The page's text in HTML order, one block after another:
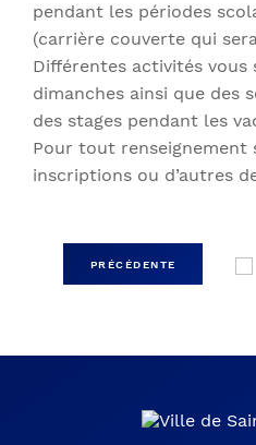
pendant les périodes
(carrière couverte qui
Différentes activités vous
dimanches ainsi que des
des stages pendant les
Pour tout renseignement
inscriptions ou d’autres
PRÉCÉDENTE